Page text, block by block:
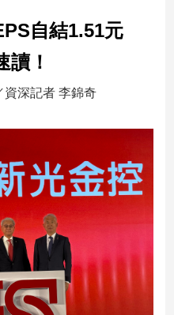
自結1.51元
讀！
資深記者 李錦奇